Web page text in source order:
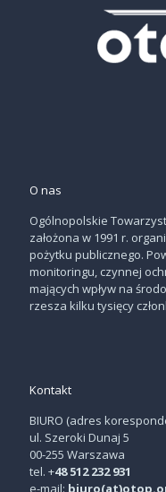
O nas
Ogólnopolskie
założona w 1991 r.
pożytku publicznego.
monitoringu, czynnej
mających wpływ na
rzesza kilku tysięcy
Kontakt
BIURO (adres
ul. Szeroki Dunaj 5
00-255 Warszawa
tel. +48 512 232 931
e-mail: